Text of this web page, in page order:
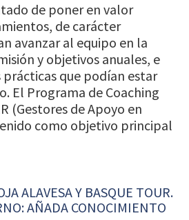
de poner en valor
de carácter
avanzar al equipo en la
y objetivos anuales, e
que podían estar
El Programa de Coaching
(Gestores de Apoyo en
como objetivo principal
ALAVESA Y BASQUE TOUR.
AÑADA CONOCIMIENTO